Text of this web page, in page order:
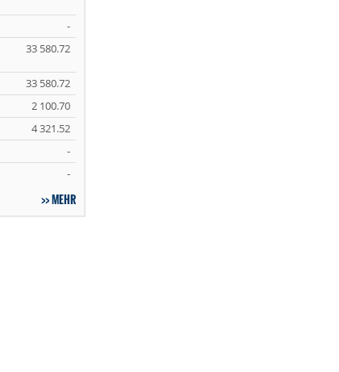
-
33 580.72
33 580.72
2 100.70
4 321.52
-
-
MEHR